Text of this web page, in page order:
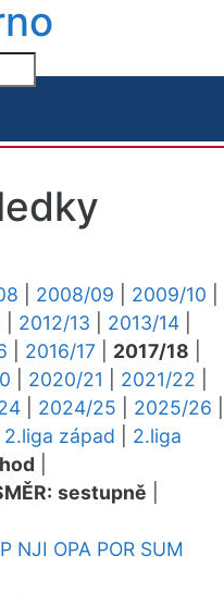
2008/09 2009/10
2012/13 2013/14
2016/17 2017/18
2020/21 2021/22
2024/25 2025/26
2.liga západ
2.liga
sestupně
NJI OPA POR SUM